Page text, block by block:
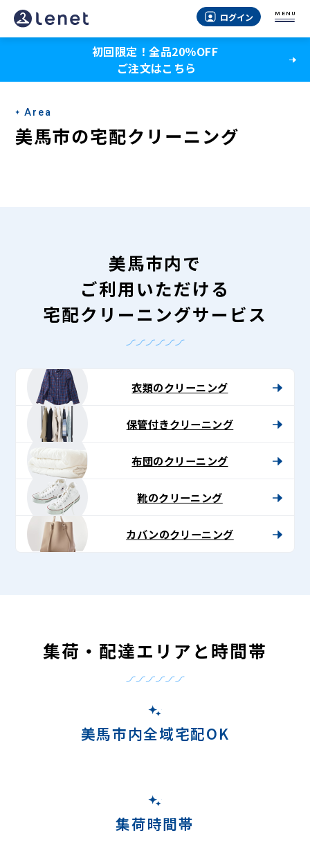
美
馬
の
宅
配
ト〉
ログイン MENU
初回限定！全品20％OFF
ご注文はこちら
Area
美馬市の宅配クリーニング
美馬市内で
ご利用いただける
宅配クリーニングサービス
衣類のクリーニング
保管付きクリーニング
布団のクリーニング
靴のクリーニング
カバンのクリーニング
集荷・配達エリアと時間帯
美馬市内全域宅配OK
集荷時間帯